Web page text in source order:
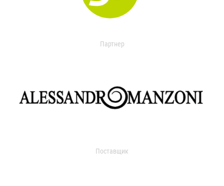
Партнер
Поставщик